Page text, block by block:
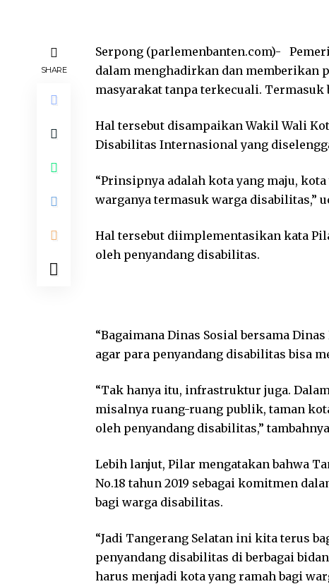
SHARE
Serpong (parlemenbanten.com)-
dalam menghadirkan dan memberikan
masyarakat tanpa terkecuali. Termasuk
Hal tersebut disampaikan Wakil Wali
Disabilitas Internasional yang
“Prinsipnya adalah kota yang maju,
warganya termasuk warga disabilitas,”
Hal tersebut diimplementasikan kata
oleh penyandang disabilitas.
“Bagaimana Dinas Sosial bersama
agar para penyandang disabilitas bisa
“Tak hanya itu, infrastruktur juga.
misalnya ruang-ruang publik, taman
oleh penyandang disabilitas,”
Lebih lanjut, Pilar mengatakan bahwa
No.18 tahun 2019 sebagai komitmen
bagi warga disabilitas.
“Jadi Tangerang Selatan ini kita terus
penyandang disabilitas di berbagai
harus menjadi kota yang ramah bagi